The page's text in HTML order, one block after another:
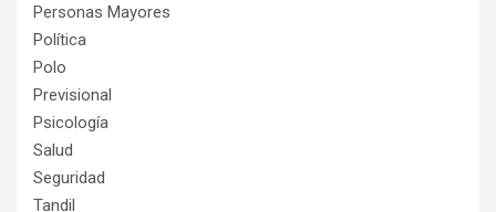
Personas Mayores
Política
Polo
Previsional
Psicología
Salud
Seguridad
Tandil